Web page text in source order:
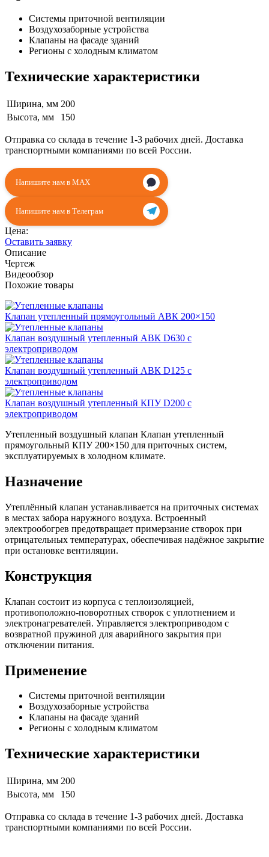
Системы приточной вентиляции
Воздухозаборные устройства
Клапаны на фасаде зданий
Регионы с холодным климатом
Технические характеристики
Ширина, мм 200
Высота, мм
150
Отправка со склада в течение 1-3 рабочих дней. Доставка
транспортными компаниями по всей России.
Напишите нам в MAX
Напишите нам в Телеграм
Цена:
Оставить заявку
Описание
Чертеж
Видеообзор
Похожие товары
Клапан утепленный прямоугольный АВК 200×150
Клапан воздушный утепленный АВК D630 с
электроприводом
Клапан воздушный утепленный АВК D125 с
электроприводом
Клапан воздушный утепленный КПУ D200 с
электроприводом
Утепленный воздушный клапан Клапан утепленный
прямоугольный КПУ 200×150 для приточных систем,
эксплуатируемых в холодном климате.
Назначение
Утеплённый клапан устанавливается на приточных системах
в местах забора наружного воздуха. Встроенный
электрообогрев предотвращает примерзание створок при
отрицательных температурах, обеспечивая надёжное закрытие
при остановке вентиляции.
Конструкция
Клапан состоит из корпуса с теплоизоляцией,
противоположно-поворотных створок с уплотнением и
электронагревателей. Управляется электроприводом с
возвратной пружиной для аварийного закрытия при
отключении питания.
Применение
Системы приточной вентиляции
Воздухозаборные устройства
Клапаны на фасаде зданий
Регионы с холодным климатом
Технические характеристики
Ширина, мм 200
Высота, мм
150
Отправка со склада в течение 1-3 рабочих дней. Доставка
транспортными компаниями по всей России.